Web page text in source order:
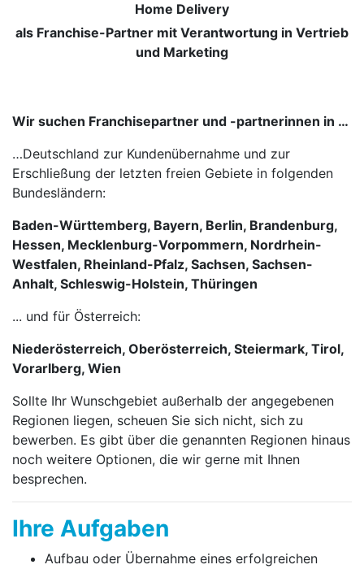
Home Delivery
als Franchise-Partner mit Verantwortung in Vertrieb
und Marketing
Wir suchen Franchisepartner und -partnerinnen in …
…Deutschland zur Kundenübernahme und zur
Erschließung der letzten freien Gebiete in folgenden
Bundesländern:
Baden-Württemberg, Bayern, Berlin, Brandenburg,
Hessen, Mecklenburg-Vorpommern, Nordrhein-
Westfalen, Rheinland-Pfalz, Sachsen, Sachsen-
Anhalt, Schleswig-Holstein, Thüringen
... und für Österreich:
Niederösterreich, Oberösterreich, Steiermark, Tirol,
Vorarlberg, Wien
Sollte Ihr Wunschgebiet außerhalb der angegebenen
Regionen liegen, scheuen Sie sich nicht, sich zu
bewerben. Es gibt über die genannten Regionen hinaus
noch weitere Optionen, die wir gerne mit Ihnen
besprechen.
Ihre Aufgaben
Aufbau oder Übernahme eines erfolgreichen